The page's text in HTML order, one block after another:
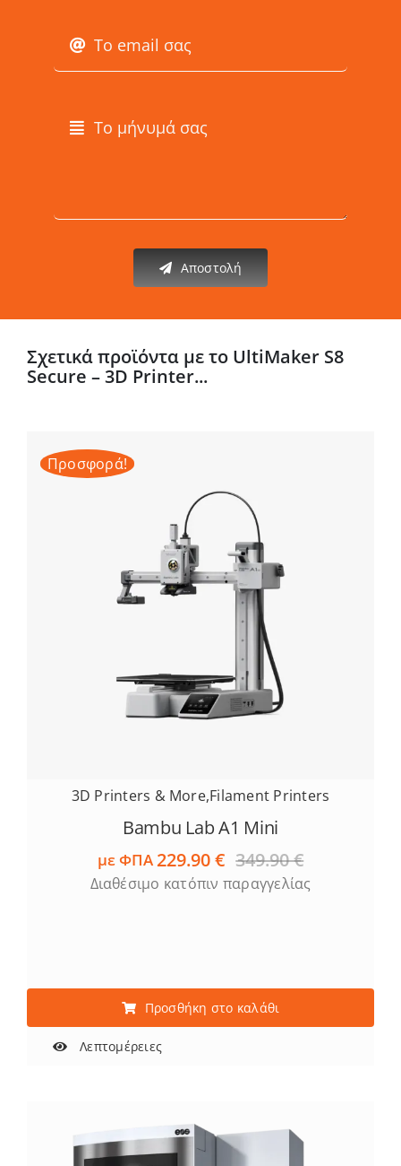
Αποστολή
Σχετικά προϊόντα με το UltiMaker S8
Secure – 3D Printer...
Προσφορά!
3D Printers & More,Filament Printers
Bambu Lab A1 Mini
349.90€Original
price
229.90€
Η
τρέχουσα
με ΦΠΑ
Διαθέσιμο κατόπιν παραγγελίας
Προσθήκη στο καλάθι
Λεπτομέρειες